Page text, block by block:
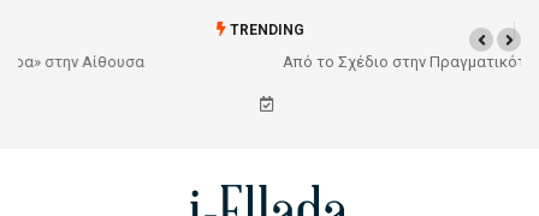
TRENDING
Από το Σχέδιο στην Πραγματικότητα